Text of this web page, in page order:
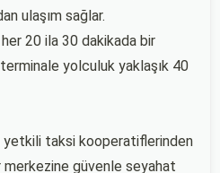
ulaşım sağlar.
20 ila 30 dakikada bir
yolculuk yaklaşık 40
yetkili taksi kooperatiflerinden
merkezine güvenle seyahat